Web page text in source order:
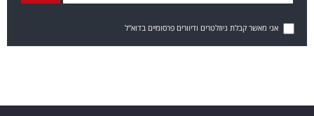
אני מאשר קבלת ניוזלטרים ודיוורים פרסומיים בדוא"ל